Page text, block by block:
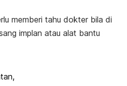
memberi tahu dokter bila di
implan atau alat bantu